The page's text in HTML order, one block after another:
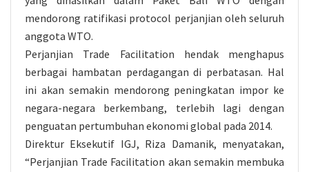
mendorong ratifikasi protocol perjanjian oleh seluruh
anggota WTO.
Perjanjian Trade Facilitation hendak menghapus
berbagai hambatan perdagangan di perbatasan. Hal
ini akan semakin mendorong peningkatan impor ke
negara-negara berkembang, terlebih lagi dengan
penguatan pertumbuhan ekonomi global pada 2014.
Direktur Eksekutif IGJ, Riza Damanik, menyatakan,
“Perjanjian Trade Facilitation akan semakin membuka